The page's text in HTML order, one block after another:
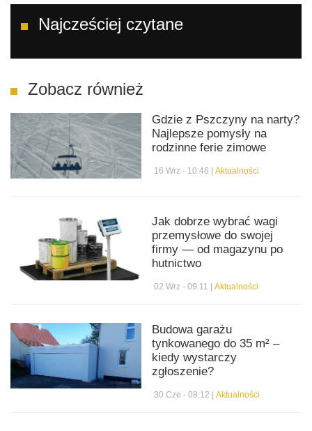
Najcześciej czytane
Zobacz również
Gdzie z Pszczyny na narty?
Najlepsze pomysły na
rodzinne ferie zimowe
16 Wrz - 10:46 |Aktualności
Jak dobrze wybrać wagi
przemysłowe do swojej
firmy — od magazynu po
hutnictwo
02 Wrz - 09:11 |Aktualności
Budowa garażu
tynkowanego do 35 m² –
kiedy wystarczy
zgłoszenie?
30 Cze - 08:12 |Aktualności